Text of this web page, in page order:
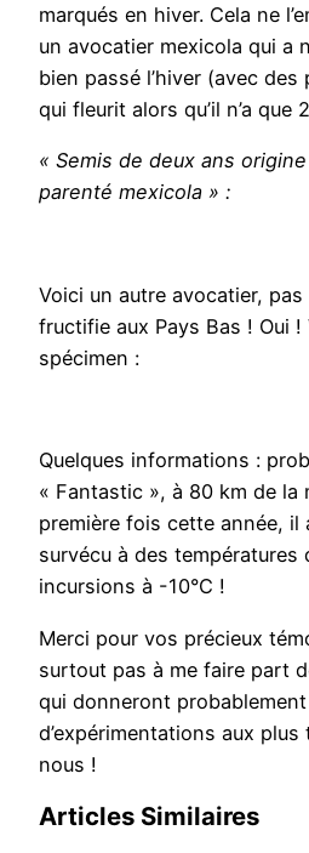
marqués en hiver. Cela ne
un avocatier mexicola qui a
bien passé l’hiver (avec
qui fleurit alors qu’il n’a que
« Semis de deux ans
parenté mexicola » :
Voici un autre avocatier,
fructifie aux Pays Bas ! Oui
spécimen :
Quelques informations :
« Fantastic », à 80 km de la
première fois cette année, il
survécu à des températures
incursions à -10°C !
Merci pour vos précieux
surtout pas à me faire part
qui donneront
d’expérimentations aux plus
nous !
Articles Similaires